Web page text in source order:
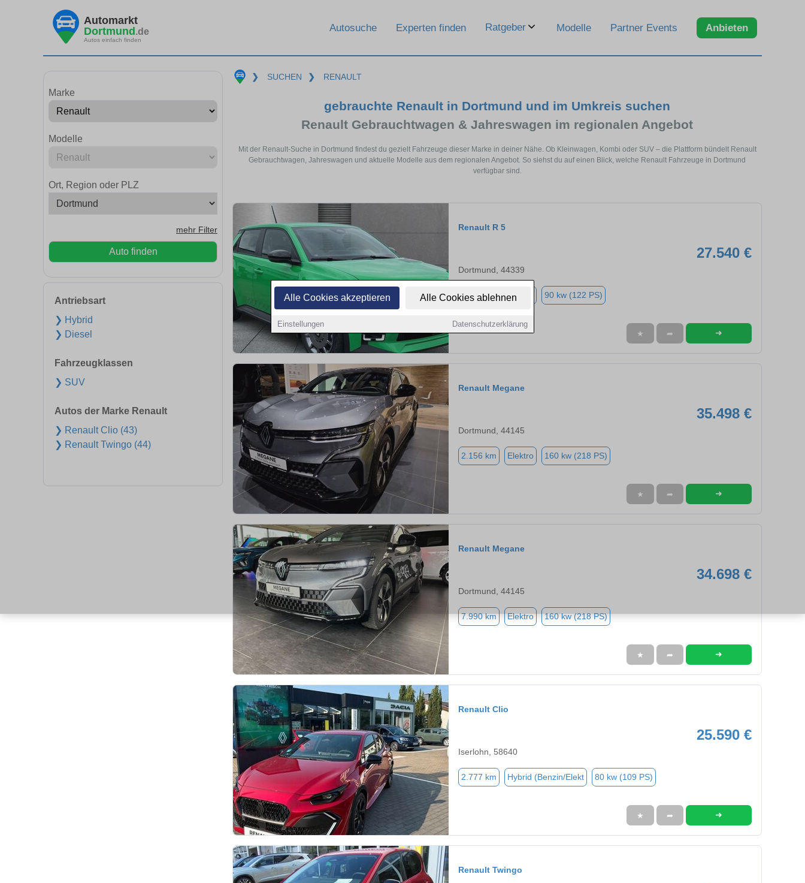
Alle Cookies akzeptieren Alle Cookies ablehnen
Einstellungen Datenschutzerklärung
Automarkt
Dortmund.de
Autos einfach finden
Autosuche Experten finden Ratgeber Modelle Partner Events Anbieten
Marke
Modelle
Ort, Region oder PLZ
mehr Filter
Auto finden
Antriebsart
❯ Hybrid
❯ Diesel
Fahrzeugklassen
❯ SUV
Autos der Marke Renault
❯ Renault Clio (43)
❯ Renault Twingo (44)
❯ SUCHEN ❯ RENAULT
gebrauchte Renault in Dortmund und im Umkreis suchen
Renault Gebrauchtwagen & Jahreswagen im regionalen Angebot
Mit der Renault-Suche in Dortmund findest du gezielt Fahrzeuge dieser Marke in deiner Nähe. Ob Kleinwagen, Kombi oder SUV – die Plattform bündelt Renault
Gebrauchtwagen, Jahreswagen und aktuelle Modelle aus dem regionalen Angebot. So siehst du auf einen Blick, welche Renault Fahrzeuge in Dortmund
verfügbar sind.
Renault R 5
27.540 €
Dortmund, 44339
3.001 km Elektro 90 kw (122 PS)
★ ➦ ➜
Renault Megane
35.498 €
Dortmund, 44145
2.156 km Elektro 160 kw (218 PS)
★ ➦ ➜
Renault Megane
34.698 €
Dortmund, 44145
7.990 km Elektro 160 kw (218 PS)
★ ➦ ➜
Renault Clio
25.590 €
Iserlohn, 58640
2.777 km Hybrid (Benzin/Elekt 80 kw (109 PS)
★ ➦ ➜
Renault Twingo